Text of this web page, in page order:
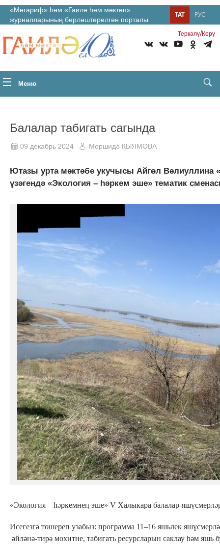
«Мәгариф» һәм «Гаилә һәм мәктәп»
журналларының берләштерелгән порталы
РУС
ТАТ
Теркəлү/Керү
Меню
Балалар табигать сагында
09 декабрь 2024 Мөршидә КЫЯМОВА
Ютазы урта мәктәбе укучысы Айгөл Вәлиуллина
үзәгендә «Экология – һәркем эше» тематик
«Экология – һәркемнең эше» V Халыкара балалар-
Исегезгә төшереп узабыз: программа 11–16 яшьлек
әйләнә-тирә мохитне, табигать ресурсларын саклау һәм